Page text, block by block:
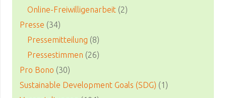
Online-Freiwilligenarbeit (2)
Presse (34)
Pressemitteilung (8)
Pressestimmen (26)
Pro Bono (30)
Sustainable Development Goals (SDG) (1)